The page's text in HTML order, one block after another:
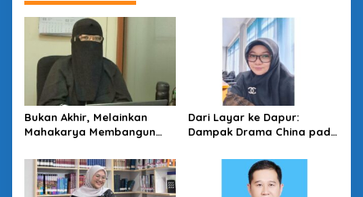
Bukan Akhir, Melainkan
Mahakarya Membangun
Menginspirasi
Dari Layar ke Dapur:
Dampak Drama China pada